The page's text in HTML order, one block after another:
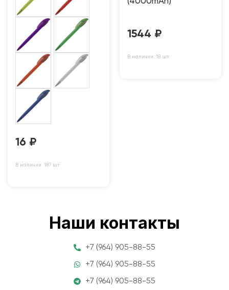
16 ₽
В наличии: 187 шт
1544 ₽
В наличии: 18 шт
Наши контакты
+7 (964) 905-88-55
+7 (964) 905-88-55
+7 (964) 905-88-55